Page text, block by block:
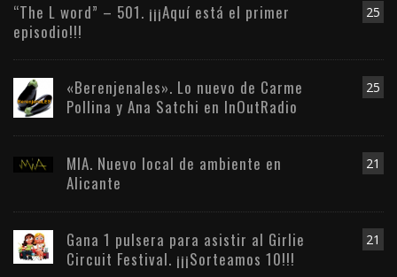
25
“The L word” – 501. ¡¡¡Aquí está el primer
episodio!!!
25
«Berenjenales». Lo nuevo de Carme
Pollina y Ana Satchi en InOutRadio
21
MIA. Nuevo local de ambiente en
Alicante
21
Gana 1 pulsera para asistir al Girlie
Circuit Festival. ¡¡¡Sorteamos 10!!!